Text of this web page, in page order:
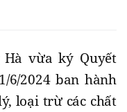
vừa ký Quyết
6/2024 ban hành
loại trừ các chất